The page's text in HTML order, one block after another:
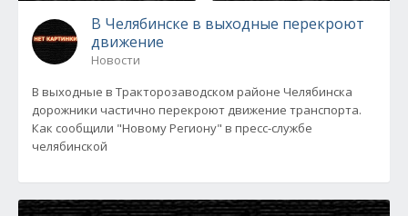
В Челябинске в выходные перекроют
движение
Новости
В выходные в Тракторозаводском районе Челябинска
дорожники частично перекроют движение транспорта.
Как сообщили "Новому Региону" в пресс-службе
челябинской